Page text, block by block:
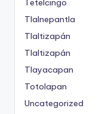
Tetelcingo
Tlalnepantla
Tlaltizapán
Tlaltizapán
Tlayacapan
Totolapan
Uncategorized